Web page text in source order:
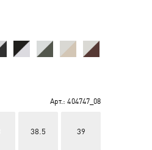
Арт.: 404747_08
38.5 39